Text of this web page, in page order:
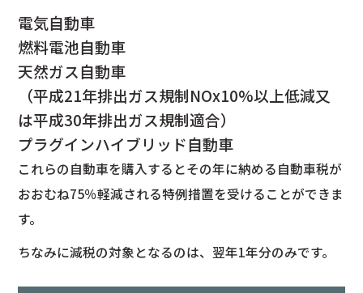
電気自動車
燃料電池自動車
天然ガス自動車
（平成21年排出ガス規制NOx10%以上低減又
は平成30年排出ガス規制適合）
プラグインハイブリッド自動車
これらの自動車を購入するとその年に納める自動車税が
おおむね75％軽減される特例措置を受けることができま
す。
ちなみに減税の対象となるのは、翌年1年分のみです。